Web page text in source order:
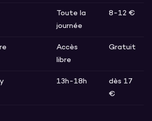
Toute la
journée
8-12 €
Accès
libre
Gratuit
13h-18h
dès 17
€